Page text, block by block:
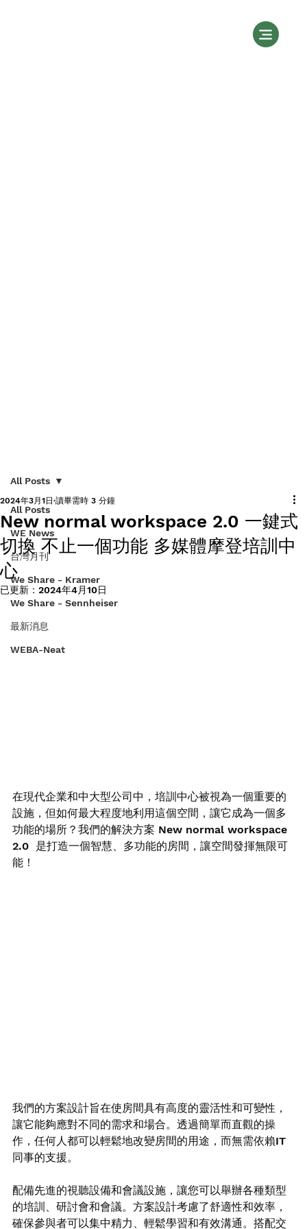
All Posts
WE News
台灣月刊
We Share - Kramer
We Share - Sennheiser
最新消息
WEBA-Neat
All Posts
New normal workspace 2.0 一鍵式
切換 不止一個功能 多媒體摩登培訓中
心
2024年3月1日 讀畢需時 3 分鐘
已更新： 2024年4月10日
在現代企業和中大型公司中，培訓中心被視為一個重要的
設施，但如何最大程度地利用這個空間，讓它成為一個多
功能的場所？我們的解決方案 New normal workspace
2.0  是打造一個智慧、多功能的房間，讓空間發揮無限可
能！
我們的方案設計旨在使房間具有高度的靈活性和可變性，
讓它能夠應對不同的需求和場合。透過簡單而直觀的操
作，任何人都可以輕鬆地改變房間的用途，而無需依賴IT
同事的支援。
配備先進的視聽設備和會議設施，讓您可以舉辦各種類型
的培訓、研討會和會議。方案設計考慮了舒適性和效率，
確保參與者可以集中精力、輕鬆學習和有效溝通。搭配交